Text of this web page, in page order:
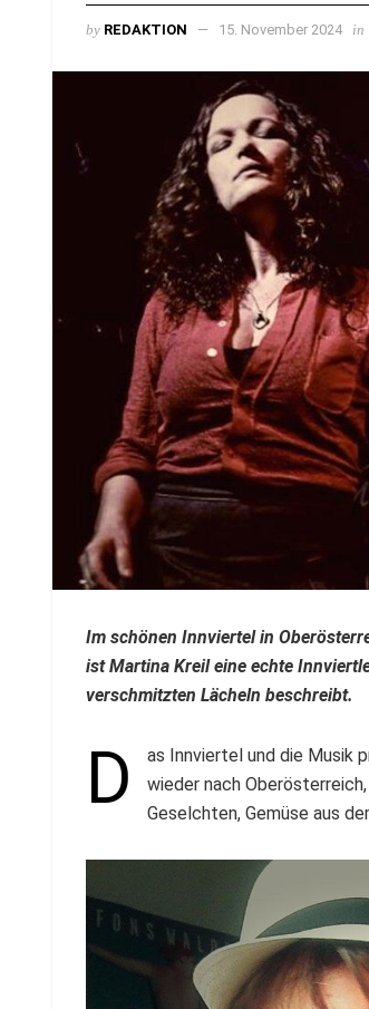
by REDAKTION 15. November 2024 in
Im schönen Innviertel in
ist Martina Kreil eine echte
verschmitzten Lächeln beschreibt.
D
as Innviertel und die Musik
wieder nach
Geselchten, Gemüse aus